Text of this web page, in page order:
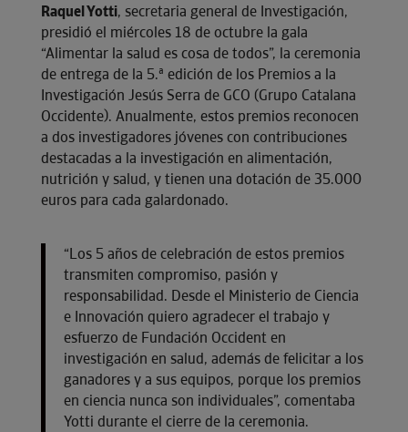
Raquel Yotti, secretaria general de Investigación,
presidió el miércoles 18 de octubre la gala
“Alimentar la salud es cosa de todos”, la ceremonia
de entrega de la 5.ª edición de los Premios a la
Investigación Jesús Serra de GCO (Grupo Catalana
Occidente). Anualmente, estos premios reconocen
a dos investigadores jóvenes con contribuciones
destacadas a la investigación en alimentación,
nutrición y salud, y tienen una dotación de 35.000
euros para cada galardonado.
“Los 5 años de celebración de estos premios
transmiten compromiso, pasión y
responsabilidad. Desde el Ministerio de Ciencia
e Innovación quiero agradecer el trabajo y
esfuerzo de Fundación Occident en
investigación en salud, además de felicitar a los
ganadores y a sus equipos, porque los premios
en ciencia nunca son individuales”, comentaba
Yotti durante el cierre de la ceremonia.